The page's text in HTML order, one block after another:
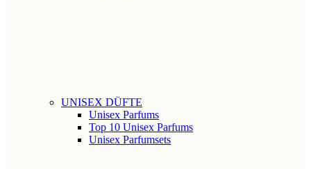
UNISEX DÜFTE
Unisex Parfums
Top 10 Unisex Parfums
Unisex Parfumsets